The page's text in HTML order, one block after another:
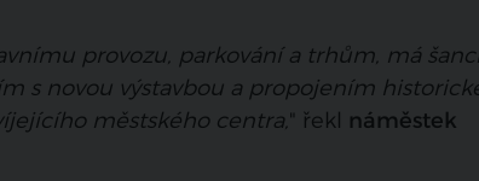
provozu, parkování a trhům, má
s novou výstavbou a propojením
městského centra," řekl náměstek